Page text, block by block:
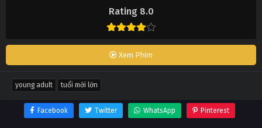
Rating 8.0
Xem Phim
young adult tuổi mới lớn
Facebook Twitter WhatsApp Pinterest